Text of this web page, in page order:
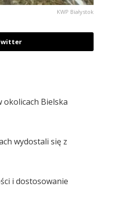
KWP Białystok
okolicach Bielska
wydostali się z
i dostosowanie